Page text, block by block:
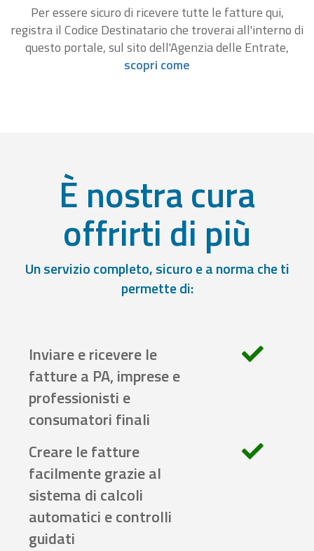
Per essere sicuro di ricevere tutte le fatture qui,
registra il Codice Destinatario che troverai all'interno di
questo portale, sul sito dell'Agenzia delle Entrate,
scopri come
È nostra cura
offrirti di più
Un servizio completo, sicuro e a norma che ti
permette di:
Inviare e ricevere le
fatture a PA, imprese e
professionisti e
consumatori finali
Creare le fatture
facilmente grazie al
sistema di calcoli
automatici e controlli
guidati